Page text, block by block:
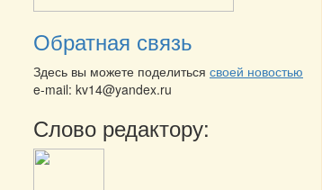
Обратная связь
Здесь вы можете поделиться своей новостью
e-mail: kv14@yandex.ru
Слово редактору: